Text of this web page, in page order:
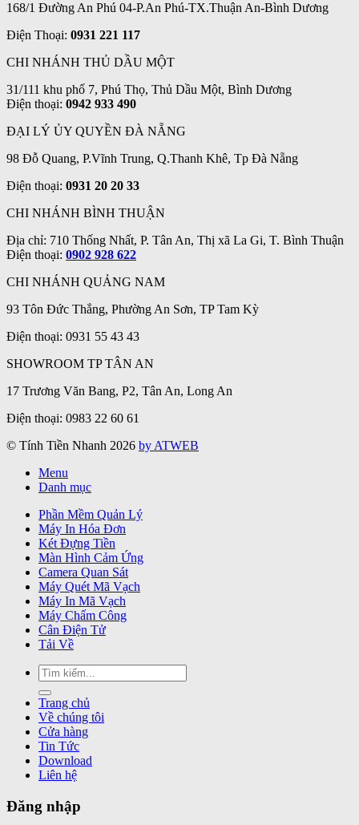
168/1 Đường An Phú 04-P.An Phú-TX.Thuận An-Bình Dương
Điện Thoại: 0931 221 117
CHI NHÁNH THỦ DẦU MỘT
31/111 khu phố 7, Phú Thọ, Thủ Dầu Một, Bình Dương
Điện thoại: 0942 933 490
ĐẠI LÝ ỦY QUYỀN ĐÀ NẴNG
98 Đỗ Quang, P.Vĩnh Trung, Q.Thanh Khê, Tp Đà Nẵng
Điện thoại: 0931 20 20 33
CHI NHÁNH BÌNH THUẬN
Địa chỉ: 710 Thống Nhất, P. Tân An, Thị xã La Gi, T. Bình Thuận
Điện thoại: 0902 928 622
CHI NHÁNH QUẢNG NAM
93 Tôn Đức Thắng, Phường An Sơn, TP Tam Kỳ
Điện thoại: 0931 55 43 43
SHOWROOM TP TÂN AN
17 Trương Văn Bang, P2, Tân An, Long An
Điện thoại: 0983 22 60 61
© Tính Tiền Nhanh 2026 by ATWEB
Menu
Danh mục
Phần Mềm Quản Lý
Máy In Hóa Đơn
Két Đựng Tiền
Màn Hình Cảm Ứng
Camera Quan Sát
Máy Quét Mã Vạch
Máy In Mã Vạch
Máy Chấm Công
Cân Điện Tử
Tải Về
Tìm
kiếm:
Trang chủ
Về chúng tôi
Cửa hàng
Tin Tức
Download
Liên hệ
Đăng nhập